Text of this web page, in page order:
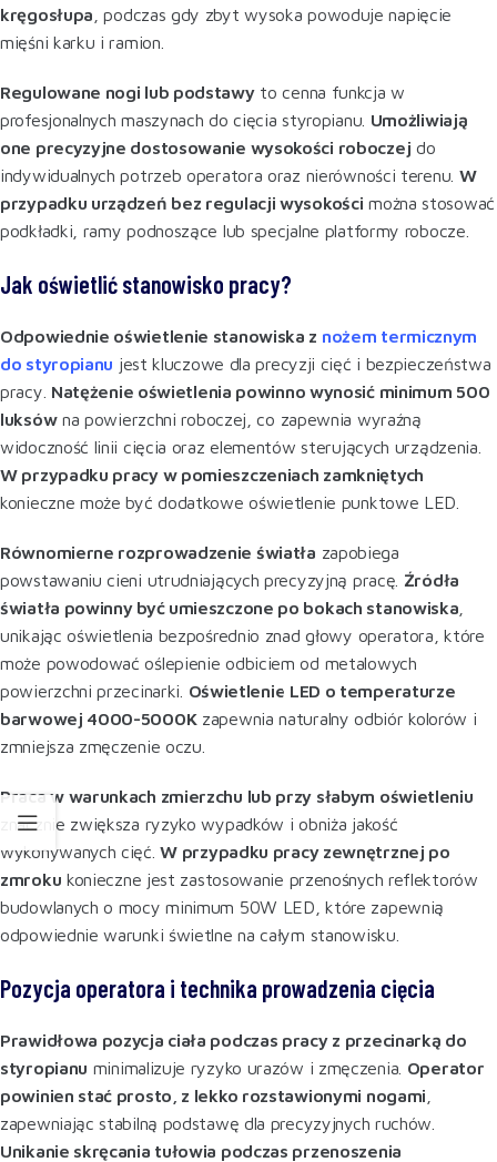
kręgosłupa , podczas gdy zbyt wysoka powoduje napięcie
mięśni karku i ramion
Regulowane nogi lub podstawyto cenna funkcja w
profesjonalnych maszynach do cięcia styropianu. Umożliwiają
one precyzyjne dostosowanie wysokości roboczej do
indywidualnych potrzeb operatora oraz nierówności terenu. W
przypadku urządzeń bez regulacji wysokości można stosować
podkładki, ramy podnoszące lub specjalne platformy robocze
Jak oświetlić stanowisko pracy?
Odpowiednie oświetlenie stanowiska z nożem termicznym
do styropianu jest kluczowe dla precyzji cięć i bezpieczeństwa
pracy. Natężenie oświetlenia powinno wynosić minimum 500
luksówna powierzchni roboczej, co zapewnia wyraźną
widoczność linii cięcia oraz elementów sterujących urządzenia.
W przypadku pracy w pomieszczeniach zamkniętych
konieczne może być dodatkowe oświetlenie punktowe LED.
Równomierne rozprowadzenie światła zapobiega
powstawaniu cieni utrudniających precyzyjną pracę. Źródła
światła powinny być umieszczone po bokach stanowiska
unikając oświetlenia bezpośrednio znad głowy operatora, które
może powodować oślepienie odbiciem od metalowych
powierzchni przecinarki. Oświetlenie LED o temperaturze
barwowej 4000-5000Kzapewnia naturalny odbiór kolorów i
zmniejsza zmęczenie oczu
Praca w warunkach zmierzchu lub przy słabym oświetleniu
znacznie zwiększa ryzyko wypadków i obniża jakość
wykonywanych cięć.W przypadku pracy zewnętrznej po
zmroku konieczne jest zastosowanie przenośnych reflektorów
budowlanych o mocy minimum 50W LED, które zapewnią
odpowiednie warunki świetlne na całym stanowisku
Pozycja operatora i technika prowadzenia cięcia
Prawidłowa pozycja ciała podczas pracy z przecinarką do
styropianu minimalizuje ryzyko urazów i zmęczenia. Operator
powinien stać prosto, z lekko rozstawionymi nogami
zapewniając stabilną podstawę dla precyzyjnych ruchów.
Unikanie skręcania tułowia podczas przenoszenia